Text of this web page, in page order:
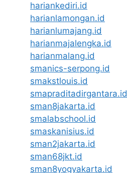
hariankediri.id
harianlamongan.id
harianlumajang.id
harianmajalengka.id
harianmalang.id
smanics-serpong.id
smakstlouis.id
smapraditadirgantara.id
sman8jakarta.id
smalabschool.id
smaskanisius.id
sman2jakarta.id
sman68jkt.id
sman8yogyakarta.id